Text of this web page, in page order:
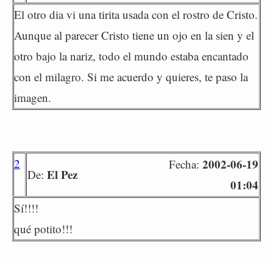
El otro dia vi una tirita usada con el rostro de Cristo.
Aunque al parecer Cristo tiene un ojo en la sien y el
otro bajo la nariz, todo el mundo estaba encantado
con el milagro. Si me acuerdo y quieres, te paso la
imagen.
2
De: El Pez
Fecha: 2002-06-19
01:04
Sí!!!!
qué potito!!!